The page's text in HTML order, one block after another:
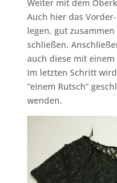
Weiter mit dem
Auch hier das
legen, gut
schließen.
auch diese mit
Im letzten Schritt
“einem Rutsch”
wenden.